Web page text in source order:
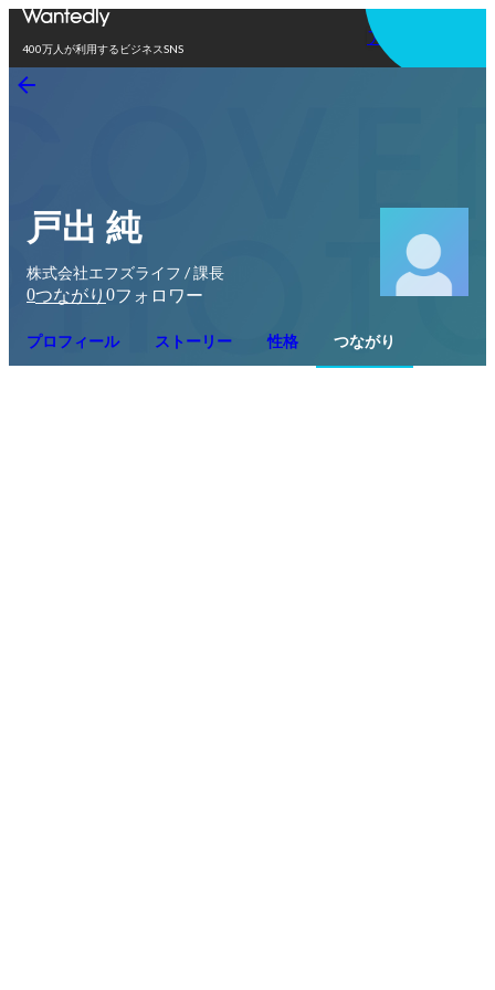
400万人が利用するビジネスSNS
アプリを使う
戸出 純
株式会社エフズライフ / 課長
0つながり 0フォロワー
プロフィール ストーリー 性格 つながり